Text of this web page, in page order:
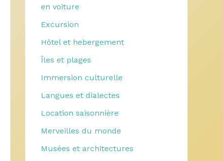
en voiture
Excursion
Hôtel et hebergement
Îles et plages
Immersion culturelle
Langues et dialectes
Location saisonnière
Merveilles du monde
Musées et architectures